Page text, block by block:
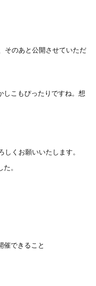
そのあと公開させていただ
しこもぴったりですね。想
くお願いいたします。
。
催できること